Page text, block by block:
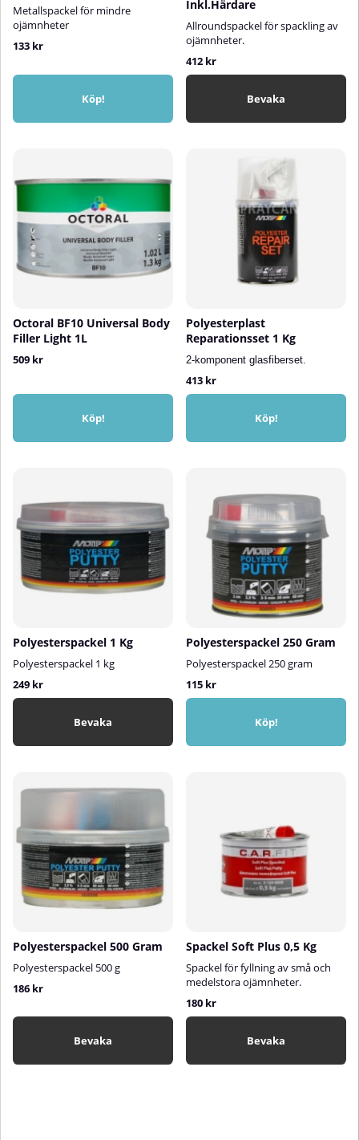
Metallspackel för mindre
ojämnheter
133 kr
Köp!
Inkl.Härdare
Allroundspackel för spackling av
ojämnheter.
412 kr
Bevaka
Octoral BF10 Universal Body
Filler Light 1L
509 kr
Köp!
Polyesterplast
Reparationsset 1 Kg
2-komponent glasfiberset.
413 kr
Köp!
Polyesterspackel 1 Kg
Polyesterspackel 1 kg
249 kr
Bevaka
Polyesterspackel 250 Gram
Polyesterspackel 250 gram
115 kr
Köp!
Polyesterspackel 500 Gram
Polyesterspackel 500 g
186 kr
Bevaka
Spackel Soft Plus 0,5 Kg
Spackel för fyllning av små och
medelstora ojämnheter.
180 kr
Bevaka